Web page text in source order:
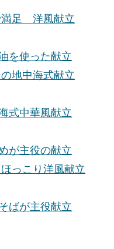
満足 洋風献立
を使った献立
地中海式献立
式中華風献立
が主役の献立
っこり洋風献立
ばが主役献立